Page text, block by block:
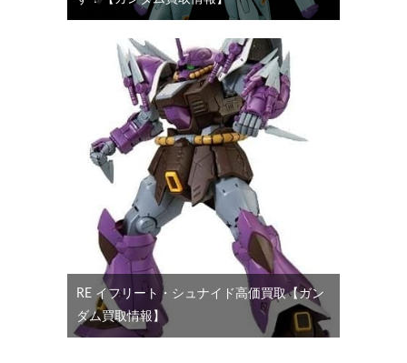
RE イフリート・シュナイド高価買取【ガン
ダム買取情報】